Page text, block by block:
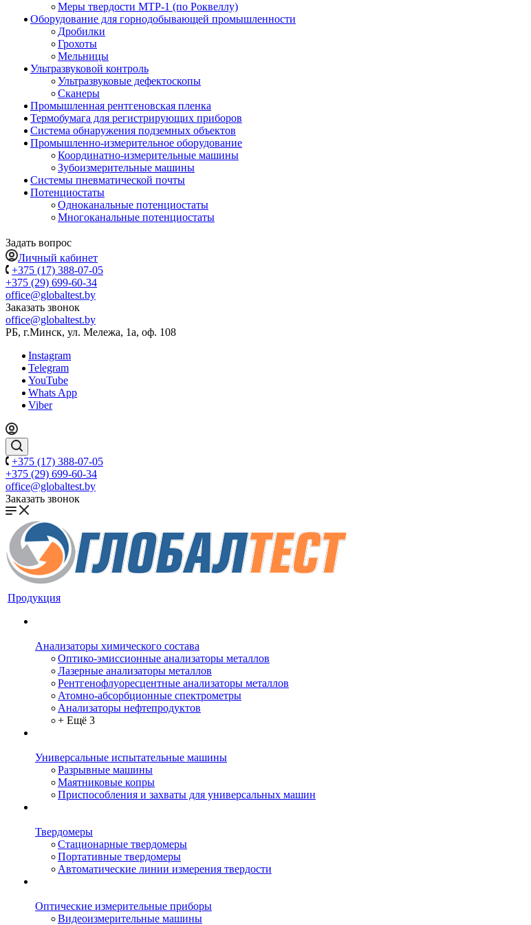
Меры твердости МТР-1 (по Роквеллу)
Оборудование для горнодобывающей промышленности
Дробилки
Грохоты
Мельницы
Ультразвуковой контроль
Ультразвуковые дефектоскопы
Сканеры
Промышленная рентгеновская пленка
Термобумага для регистрирующих приборов
Система обнаружения подземных объектов
Промышленно-измерительное оборудование
Координатно-измерительные машины
Зубоизмерительные машины
Системы пневматической почты
Потенциостаты
Одноканальные потенциостаты
Многоканальные потенциостаты
Задать вопрос
Личный кабинет
+375 (17) 388-07-05
+375 (29) 699-60-34
office@globaltest.by
Заказать звонок
office@globaltest.by
РБ, г.Минск, ул. Мележа, 1а, оф. 108
Instagram
Telegram
YouTube
Whats App
Viber
+375 (17) 388-07-05
+375 (29) 699-60-34
office@globaltest.by
Заказать звонок
Продукция
Анализаторы химического состава
Оптико-эмиссионные анализаторы металлов
Лазерные анализаторы металлов
Рентгенофлуоресцентные анализаторы металлов
Атомно-абсорбционные спектрометры
Анализаторы нефтепродуктов
+ Ещё 3
Универсальные испытательные машины
Разрывные машины
Маятниковые копры
Приспособления и захваты для универсальных машин
Твердомеры
Стационарные твердомеры
Портативные твердомеры
Автоматические линии измерения твердости
Оптические измерительные приборы
Видеоизмерительные машины